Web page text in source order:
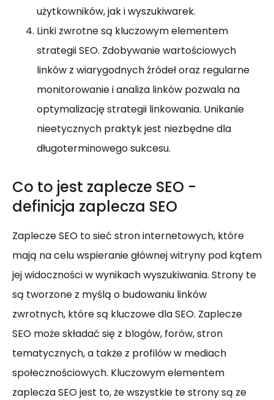
użytkowników, jak i wyszukiwarek.
Linki zwrotne są kluczowym elementem
strategii SEO. Zdobywanie wartościowych
linków z wiarygodnych źródeł oraz regularne
monitorowanie i analiza linków pozwala na
optymalizację strategii linkowania. Unikanie
nieetycznych praktyk jest niezbędne dla
długoterminowego sukcesu.
Co to jest zaplecze SEO -
definicja zaplecza SEO
Zaplecze SEO to sieć stron internetowych, które
mają na celu wspieranie głównej witryny pod kątem
jej widoczności w wynikach wyszukiwania. Strony te
są tworzone z myślą o budowaniu linków
zwrotnych, które są kluczowe dla SEO. Zaplecze
SEO może składać się z blogów, forów, stron
tematycznych, a także z profilów w mediach
społecznościowych. Kluczowym elementem
zaplecza SEO jest to, że wszystkie te strony są ze